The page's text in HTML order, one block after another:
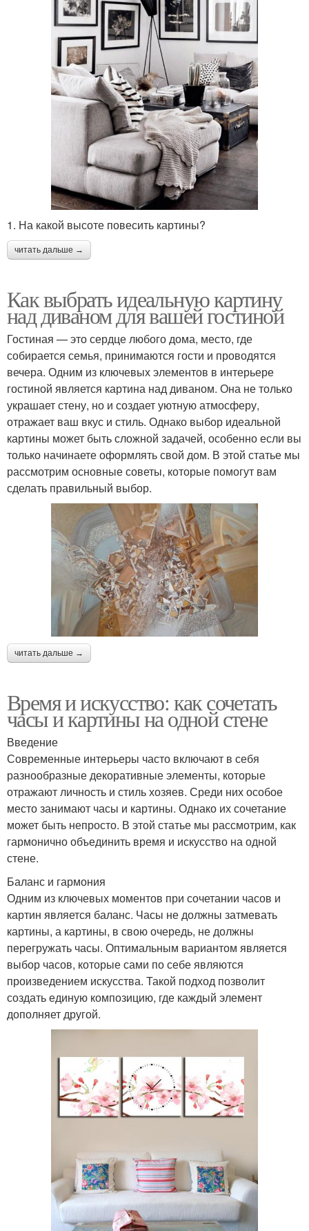
1. На какой высоте повесить картины?
читать дальше →
Как выбрать идеальную картину
над диваном для вашей гостиной
Гостиная — это сердце любого дома, место, где
собирается семья, принимаются гости и проводятся
вечера. Одним из ключевых элементов в интерьере
гостиной является картина над диваном. Она не только
украшает стену, но и создает уютную атмосферу,
отражает ваш вкус и стиль. Однако выбор идеальной
картины может быть сложной задачей, особенно если вы
только начинаете оформлять свой дом. В этой статье мы
рассмотрим основные советы, которые помогут вам
сделать правильный выбор.
читать дальше →
Время и искусство: как сочетать
часы и картины на одной стене
Введение
Современные интерьеры часто включают в себя
разнообразные декоративные элементы, которые
отражают личность и стиль хозяев. Среди них особое
место занимают часы и картины. Однако их сочетание
может быть непросто. В этой статье мы рассмотрим, как
гармонично объединить время и искусство на одной
стене.
Баланс и гармония
Одним из ключевых моментов при сочетании часов и
картин является баланс. Часы не должны затмевать
картины, а картины, в свою очередь, не должны
перегружать часы. Оптимальным вариантом является
выбор часов, которые сами по себе являются
произведением искусства. Такой подход позволит
создать единую композицию, где каждый элемент
дополняет другой.